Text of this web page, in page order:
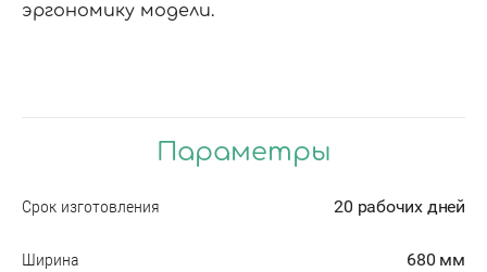
эргономику модели.
Параметры
Срок изготовления 20 рабочих дней
Ширина 680 мм